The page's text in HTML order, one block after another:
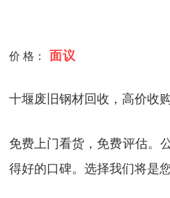
价 格： 面议
十堰废旧钢材回收，高价收
免费上门看货，免费评估。
得好的口碑。选择我们将是